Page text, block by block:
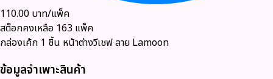
110.00 บาท/แพ็ค
สต็อกคงเหลือ 163 แพ็ค
กล่องเค้ก 1 ชิ้น หน้าต่างวีเชฟ ลาย Lamoon
ข้อมูลจำเพาะสินค้า